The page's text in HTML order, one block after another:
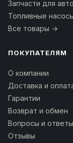
Запчасти для
Топливные
Все товары →
ПОКУПАТЕЛЯМ
О компании
Доставка и
Гарантии
Возврат и обмен
Вопросы и ответы
Отзывы